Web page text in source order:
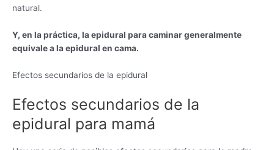
natural.
Y, en la práctica, la epidural para caminar generalmente
equivale a la epidural en cama.
Efectos secundarios de la epidural
Efectos secundarios de la
epidural para mamá